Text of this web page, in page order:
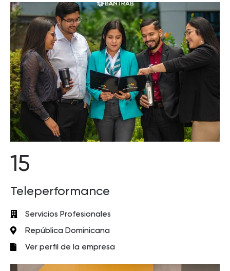
15
Teleperformance
Servicios Profesionales
República Dominicana
Ver perfil de la empresa